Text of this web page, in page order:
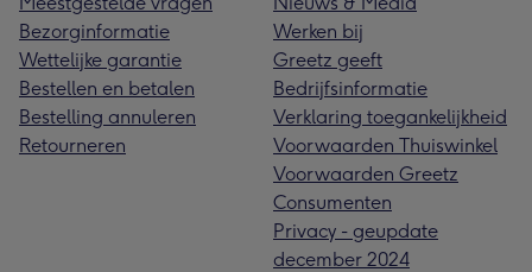
Bezorginformatie
Wettelijke garantie
Bestellen en betalen
Bestelling annuleren
Retourneren
Werken bij
Greetz geeft
Bedrijfsinformatie
Verklaring toegankelijkheid
Voorwaarden Thuiswinkel
Voorwaarden Greetz
Consumenten
Privacy - geupdate
december 2024